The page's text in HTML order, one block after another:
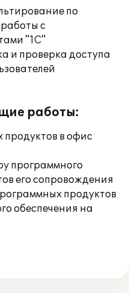
по
с
"1С"
и проверка доступа
работы:
в офис
программного
его сопровождения
продуктов
обеспечения на